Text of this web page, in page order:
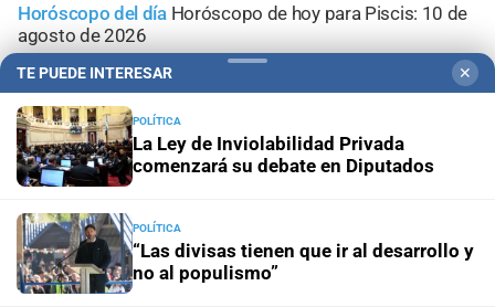
Horóscopo del día Horóscopo de hoy para Piscis: 10 de
agosto de 2026
Horóscopo del díaHoróscopo de hoy para Acuario: 10
de agosto de 2026
Horóscopo del díaHoróscopo de hoy para Capricornio:
TE PUEDE INTERESAR ✕
POLÍTICA
La Ley de Inviolabilidad Privada
comenzará su debate en Diputados
POLÍTICA
“Las divisas tienen que ir al desarrollo y
no al populismo”